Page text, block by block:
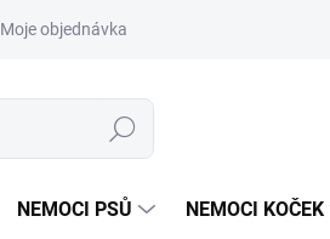
Moje objednávka
Hledat
NEMOCI PSŮ NEMOCI KOČEK